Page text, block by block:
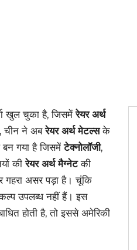
खुल चुका है, जिसमेंरेयर अर्थ
चीन ने अबरेयर अर्थ मेटल्सके
बन गया है जिसमेंटेक्नोलॉजी,
कीरेयर अर्थ मैग्नेटकी
गहरा असर पड़ा है। चूंकि
उपलब्ध नहीं हैं। इस
होती है, तो इससे अमेरिकी